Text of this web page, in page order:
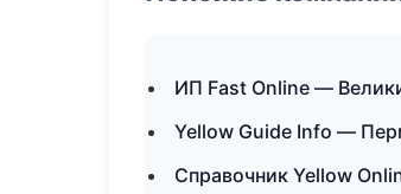
ИП Fast Online —
Yellow Guide Info —
Справочник Yellow